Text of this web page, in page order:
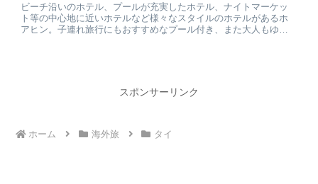
ビーチ沿いのホテル、プールが充実したホテル、ナイトマーケッ
ト等の中心地に近いホテルなど様々なスタイルのホテルがあるホ
アヒン。子連れ旅行にもおすすめなプール付き、また大人もゆっ
スポンサーリンク
ホーム 海外旅 タイ